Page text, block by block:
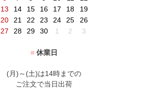
13
14 15 16 17 18
19
20
21 22 23 24 25
26
27
28 29 30 1 2 3
■ 休業日
(月)～(土)は14時までの
ご注文で当日出荷